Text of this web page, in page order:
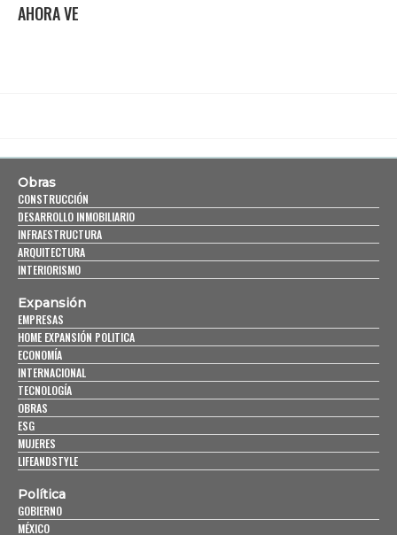
AHORA VE
Obras
CONSTRUCCIÓN
DESARROLLO INMOBILIARIO
INFRAESTRUCTURA
ARQUITECTURA
INTERIORISMO
Expansión
EMPRESAS
HOME EXPANSIÓN POLITICA
ECONOMÍA
INTERNACIONAL
TECNOLOGÍA
OBRAS
ESG
MUJERES
LIFEANDSTYLE
Política
GOBIERNO
MÉXICO